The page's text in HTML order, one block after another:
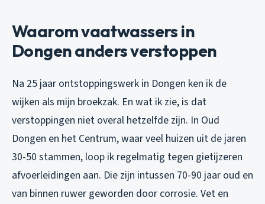
Waarom vaatwassers in
Dongen anders verstoppen
Na 25 jaar ontstoppingswerk in Dongen ken ik de
wijken als mijn broekzak. En wat ik zie, is dat
verstoppingen niet overal hetzelfde zijn. In Oud
Dongen en het Centrum, waar veel huizen uit de jaren
30-50 stammen, loop ik regelmatig tegen gietijzeren
afvoerleidingen aan. Die zijn intussen 70-90 jaar oud en
van binnen ruwer geworden door corrosie. Vet en